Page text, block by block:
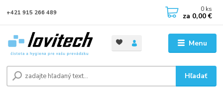
Menu
Hľadať
+421 915 266 489 0 ks
za 0,00 €